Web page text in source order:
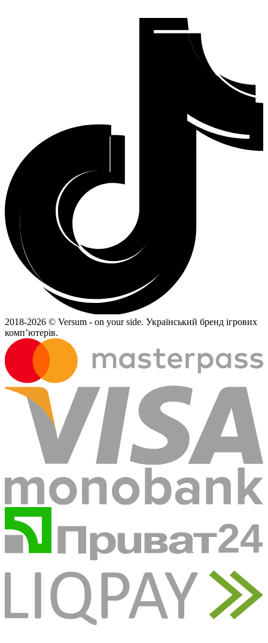
2018-2026 © Versum - on your side. Український бренд ігрових
комп’ютерів.